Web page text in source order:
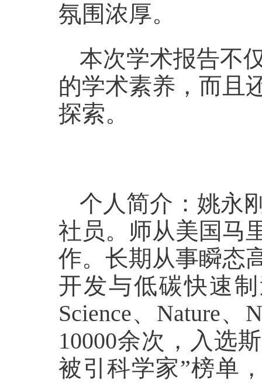
氛围浓厚。
本次学术报告不
的学术素养，而且
探索。
个人简介：姚永
社员。师从美国马
作。长期从事瞬态
开发与低碳快速
Science、Nature
10000余次，入选
被引科学家”榜单